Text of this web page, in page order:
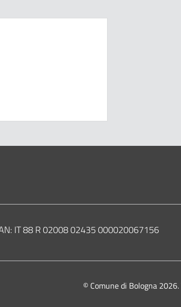
IT 88 R 02008 02435 000020067156
© Comune di Bologna